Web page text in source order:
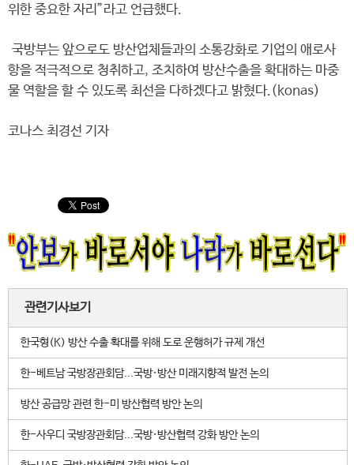
위한 중요한 자리”라고 언급했다.
국방부는 앞으로도 방산업체들과의 소통강화로 기업의 애로사
항을 적극적으로 청취하고, 조치하여 방산수출을 확대하는 마중
물 역할을 할 수 있도록 최선을 다하겠다고 밝혔다.(konas)
코나스 최경선 기자
관련기사보기
한국형(K) 방산 수출 확대를 위해 도로 운행허가 규제 개선
한-베트남 국방장관회담...국방·방산 미래지향적 발전 논의
방산 공급망 관련 한-미 방산협력 방안 논의
한-사우디 국방장관회담...국방·방산협력 강화 방안 논의